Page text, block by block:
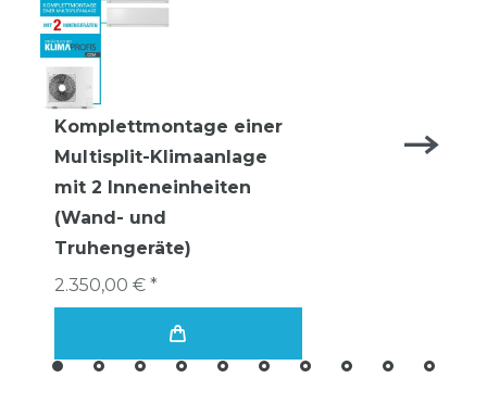
Komplettmontage einer
Multisplit-Klimaanlage
mit 2 Inneneinheiten
(Wand- und
Truhengeräte)
2.350,00 € *